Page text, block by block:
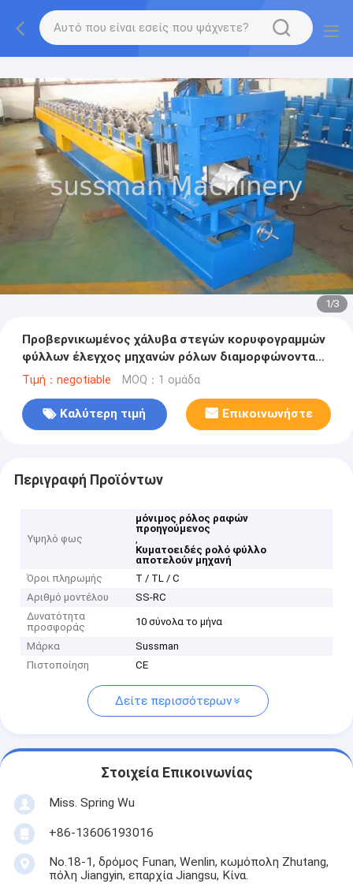
1/3
Προβερνικωμένος χάλυβα στεγών κορυφογραμμών
φύλλων έλεγχος μηχανών ρόλων διαμορφώνοντας
αυτόματος πλήρως
Τιμή：negotiable MOQ：1 ομάδα
Καλύτερη τιμή Επικοινωνήστε
Περιγραφή Προϊόντων
Υψηλό φως
μόνιμος ρόλος ραφών
προηγούμενος
,
Κυματοειδές ρολό φύλλο
αποτελούν μηχανή
Όροι πληρωμής
Τ / TL / C
Αριθμό μοντέλου
SS-RC
Δυνατότητα
προσφοράς
10 σύνολα το μήνα
Μάρκα
Sussman
Πιστοποίηση
CE
Δείτε περισσότερων
Στοιχεία Επικοινωνίας
Miss. Spring Wu
+86-13606193016
No.18-1, δρόμος Funan, Wenlin, κωμόπολη Zhutang,
πόλη Jiangyin, επαρχία Jiangsu, Κίνα.